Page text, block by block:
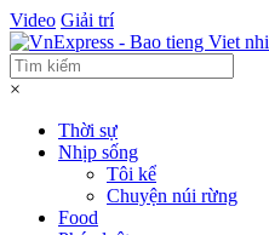
Video Giải trí
×
Thời sự
Nhịp sống
Tôi kể
Chuyện núi rừng
Food